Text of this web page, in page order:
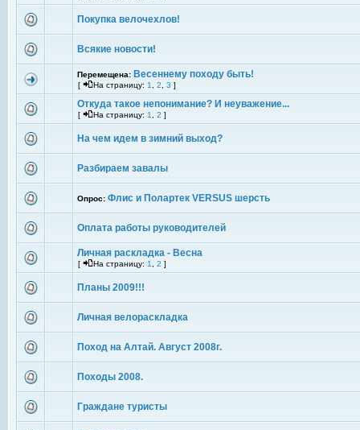
Покупка велочехлов!
Всякие новости!
Перемещена: Весеннему походу быть!
[ На страницу: 1 2 3 ]
Откуда такое непонимание? И неуважение...
[ На страницу: 1 2 ]
На чем идем в зимний выход?
Разбираем завалы
Опрос: Флис и Полартек VERSUS шерсть
Оплата работы руководителей
Личная раскладка - Весна
[ На страницу: 1 2 ]
Планы 2009!!!
Личная велораскладка
Поход на Алтай. Август 2008г.
Походы 2008.
Граждане туристы